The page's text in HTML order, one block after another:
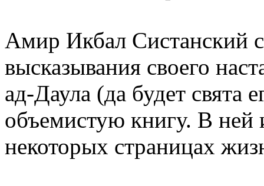
Амир Икбал Систанский
высказывания своего
ад-Даула (да будет свята
объемистую книгу. В ней
некоторых страницах